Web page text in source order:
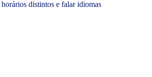
distintos e falar idiomas